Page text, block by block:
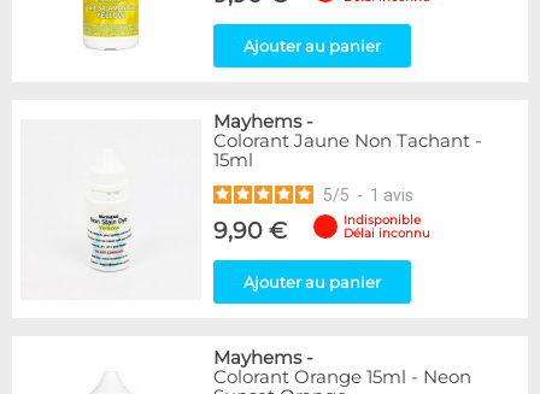
Ajouter au panier
Mayhems-
Colorant Jaune Non Tachant -
15ml
5/5 - 1 avis
9,90 €
Indisponible
Délai inconnu
Ajouter au panier
Mayhems-
Colorant Orange 15ml - Neon